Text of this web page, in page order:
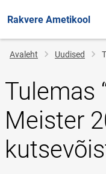
Rakvere Ametikool
Jälglink
Avaleht Uudised
Tulemas
Meister